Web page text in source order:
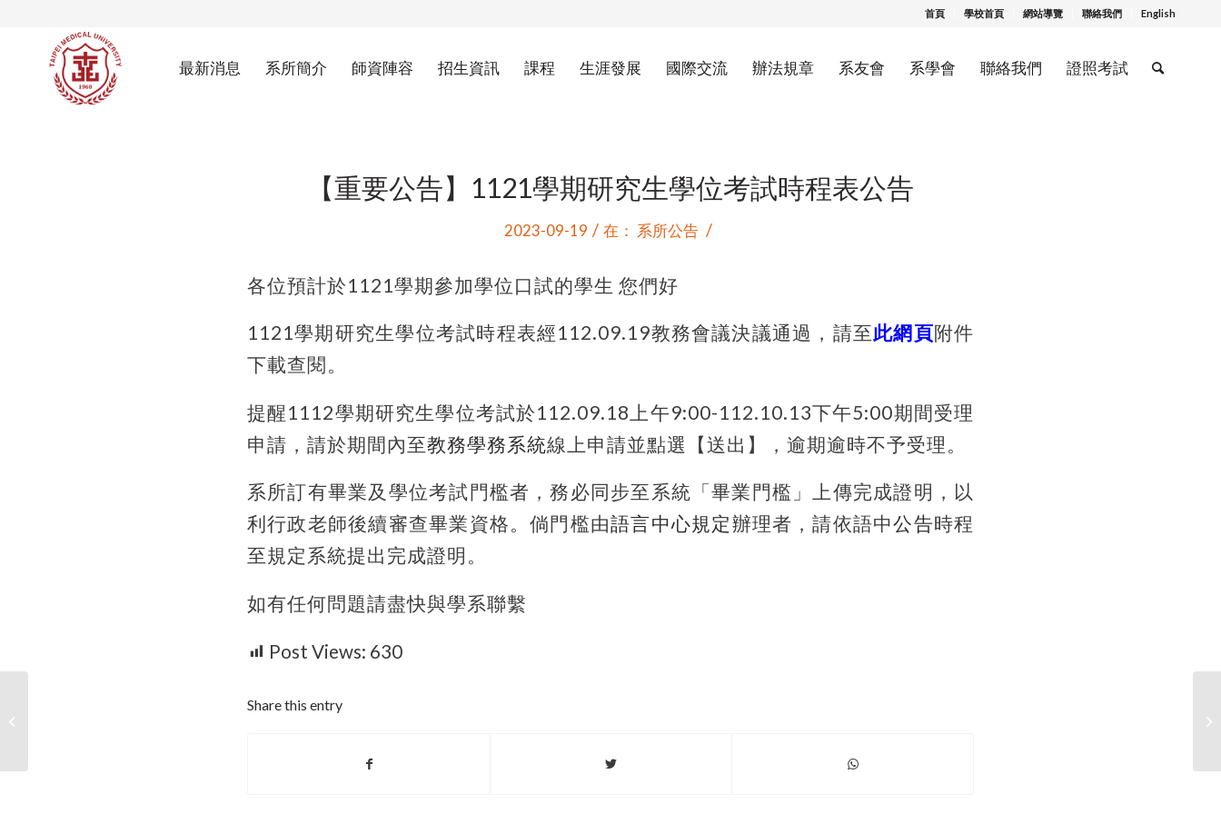
首頁 學校首頁 網站導覽 聯絡我們 English
最新消息 系所簡介 師資陣容 招生資訊 課程 生涯發展 國際交流 辦法規章 系友會 系學會 聯絡我們 證照考試
【重要公告】1121學期研究生學位考試時程表公告
2023-09-19 / 在： 系所公告 /
各位預計於1121學期參加學位口試的學生 您們好
1121學期研究生學位考試時程表經112.09.19教務會議決議通過，請至此網頁附件
下載查閱。
提醒1112學期研究生學位考試於112.09.18 上午9:00-112.10.13下午5:00期間受理
申請，請於期間內至教務學務系統線上申請並點選【送出】，逾期逾時不予受理。
系所訂有畢業及學位考試門檻者，務必同步至系統「畢業門檻」上傳完成證明，以
利行政老師後續審查畢業資格。倘門檻由語言中心規定辦理者，請依語中公告時程
至規定系統提出完成證明。
如有任何問題請盡快與學系聯繫
Post Views: 630
Share this entry